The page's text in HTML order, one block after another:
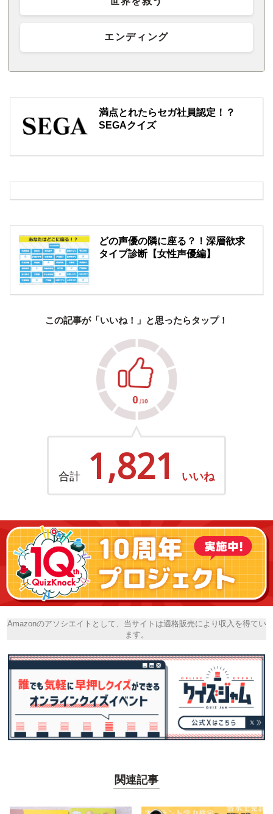
エンディング
満点とれたらセガ社員認定！？
SEGAクイズ
どの声優の隣に座る？！深層欲求
タイプ診断【女性声優編】
この記事が「いいね！」と思ったらタップ！
合計 1,821 いいね
Amazonのアソシエイトとして、当サイトは適格販売により収入を得てい
ます。
関連記事